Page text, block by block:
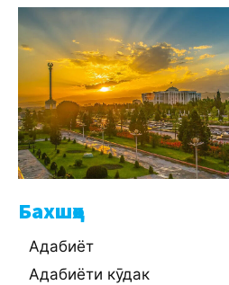
Бахшҳо
Адабиёт
Адабиёти кӯдак